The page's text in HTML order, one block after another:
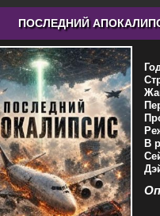
ПОСЛЕДНИЙ
В